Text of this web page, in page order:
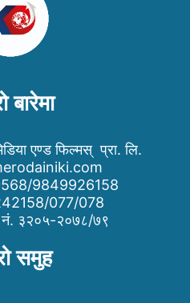
बारेमा
एण्ड फिल्मस् प्रा. लि.
9849926158
242158/077/078
नं. ३२०५-२०७८/७९
समुह